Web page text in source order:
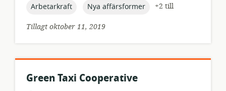
topic:
Arbetarkraft topic:
Nya affärsformer
+2 till
Tillagt oktober 11, 2019
Green Taxi Cooperative